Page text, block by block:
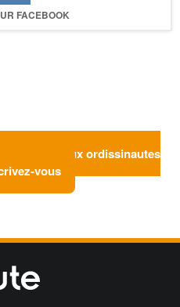
FACEBOOK
réservés aux ordissinautes
vous